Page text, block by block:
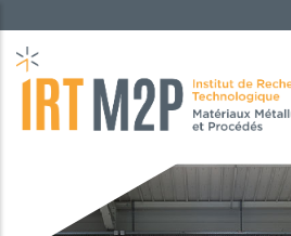
au
contenu
principal